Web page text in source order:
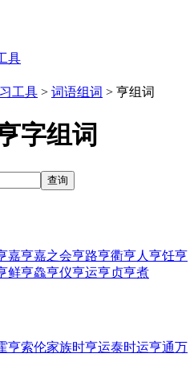
具
工具 > 词语组词 > 亨组词
字组词
嘉亨嘉之会亨路亨衢亨人 亨饪亨
鲜亨鱻亨仪亨运亨贞亨煮
亨索伦家族时亨运泰时运亨通万